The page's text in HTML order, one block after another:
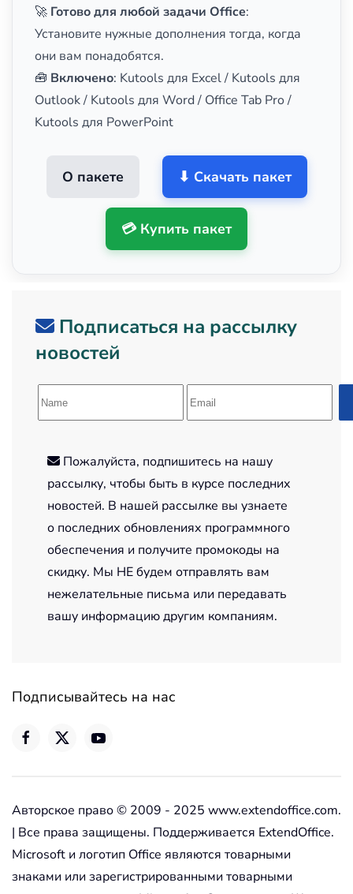
🚀 Готово для любой задачи Office:
Установите нужные дополнения тогда, когда
они вам понадобятся.
🧰 Включено: Kutools для Excel / Kutools для
Outlook / Kutools для Word / Office Tab Pro /
Kutools для PowerPoint
О пакете ⬇ Скачать пакет
💳 Купить пакет
Подписаться на рассылку
новостей
Пожалуйста, подпишитесь на нашу
рассылку, чтобы быть в курсе последних
новостей. В нашей рассылке вы узнаете
о последних обновлениях программного
обеспечения и получите промокоды на
скидку. Мы НЕ будем отправлять вам
нежелательные письма или передавать
вашу информацию другим компаниям.
Подписывайтесь на нас
Авторское право © 2009 - 2025 www.extendoffice.com.
| Все права защищены. Поддерживается ExtendOffice.
Microsoft и логотип Office являются товарными
знаками или зарегистрированными товарными